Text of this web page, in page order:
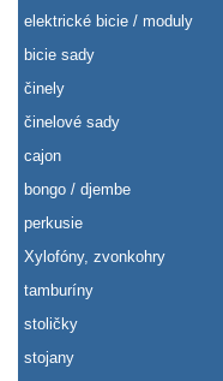
elektrické bicie / moduly
bicie sady
činely
činelové sady
cajon
bongo / djembe
perkusie
Xylofóny, zvonkohry
tamburíny
stoličky
stojany